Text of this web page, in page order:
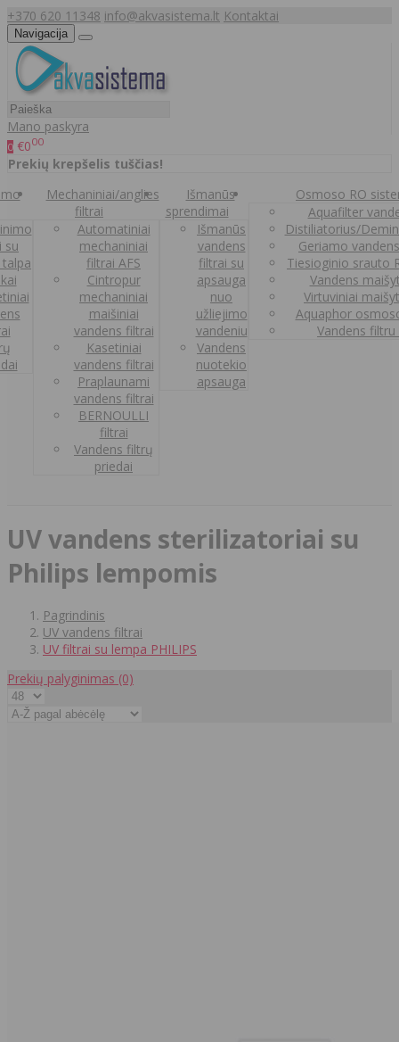
+370 620 11348 info@akvasistema.lt Kontaktai
Navigacija
Mano paskyra
0 €000
Prekių krepšelis tuščias!
su
Mechaniniai/anglies
filtrai
Automatiniai
mechaniniai
filtrai AFS
Cintropur
mechaniniai
maišiniai
vandens filtrai
Kasetiniai
vandens filtrai
Praplaunami
vandens filtrai
BERNOULLI
filtrai
Vandens filtrų
priedai
Išmanūs
sprendimai
Išmanūs
vandens
filtrai su
apsauga
nuo
užliejimo
vandeniu
Vandens
nuotekio
apsauga
Osmoso RO
Aquafilter
Distiliatorius/
Geriamo
Tiesioginio srauto
Vandens
Virtuviniai
Aquaphor
Vandens filtru
UV vandens sterilizatoriai su
Philips lempomis
Pagrindinis
UV vandens filtrai
UV filtrai su lempa PHILIPS
Prekių palyginimas (0)